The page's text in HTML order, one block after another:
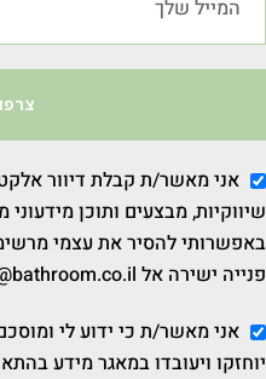
אני מאשר/ת קבלת דיוור
שיווקיות, מבצעים ותוכן
באפשרותי להסיר את עצמי
פנייה ישירה אל info@bathroom.co.il
אני מאשר/ת כי ידוע לי
יוחזקו ויעובדו במאגר מידע